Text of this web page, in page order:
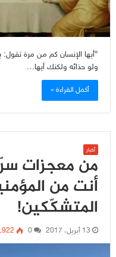
“أيها الإنسان كم من مرة تقول:
ولو حذائه ولكنك أيها…
أكمل القراءة »
أخبار
من معجزات سرّ
أنت من
المتشكّكين!
13 أبريل، 2017 0